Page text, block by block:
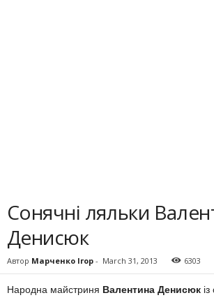
Сонячні ляльки
Денисюк
Автор Марченко Ігор - March 31, 2013 6303
Народна майстриня Вален­тина Денисюк